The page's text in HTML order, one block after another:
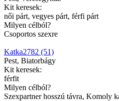
Kit keresek:
női párt, vegyes párt, férfi párt
Milyen célból?
Csoportos szexre
Katka2782 (51)
Pest, Biatorbágy
Kit keresek:
férfit
Milyen célból?
Szexpartner hosszú távra, Komoly